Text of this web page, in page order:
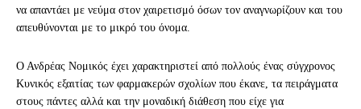
να απαντάει με νεύμα στον χαιρετισμό όσων τον αναγνωρίζουν και του
απευθύνονται με το μικρό του όνομα.
Ο Ανδρέας Νομικός έχει χαρακτηριστεί από πολλούς ένας σύγχρονος
Κυνικός εξαιτίας των φαρμακερών σχολίων που έκανε, τα πειράγματα
στους πάντες αλλά και την μοναδική διάθεση που είχε για